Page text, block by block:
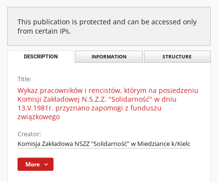
This publication is protected and can be accessed only
from certain IPs.
DESCRIPTION INFORMATION STRUCTURE
Title:
Wykaz pracowników i rencistów, którym na posiedzeniu
Komisji Zakładowej N.S.Z.Z. "Solidarność" w dniu
13.V.1981r. przyznano zapomogi z funduszu
związkowego
Creator:
Komisja Zakładowa NSZZ "Solidarność" w Miedziance k/Kielc
More